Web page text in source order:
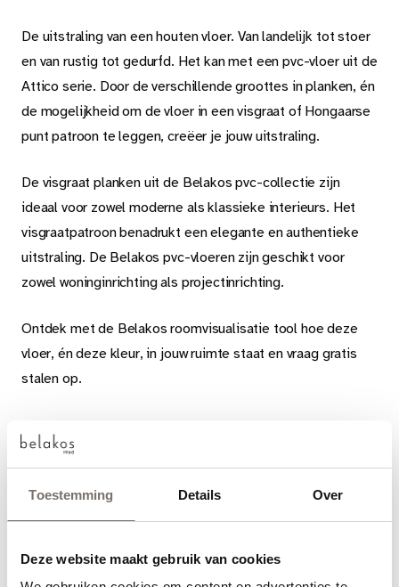
Toestemming Details Over
Deze website maakt gebruik van cookies
De uitstraling van een houten vloer. Van landelijk tot stoer
en van rustig tot gedurfd. Het kan met een pvc-vloer uit de
Attico serie. Door de verschillende groottes in planken, én
de mogelijkheid om de vloer in een visgraat of Hongaarse
punt patroon te leggen, creëer je jouw uitstraling.
De visgraat planken uit de Belakos pvc-collectie zijn
ideaal voor zowel moderne als klassieke interieurs. Het
visgraatpatroon benadrukt een elegante en authentieke
uitstraling. De Belakos pvc-vloeren zijn geschikt voor
zowel woninginrichting als projectinrichting.
Ontdek met de Belakos roomvisualisatie tool hoe deze
vloer, én deze kleur, in jouw ruimte staat en vraag gratis
stalen op.
LEG- EN ONDERHOUD